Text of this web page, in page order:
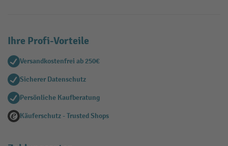
Ihre Profi-Vorteile
Versandkostenfrei ab 250€
Sicherer Datenschutz
Persönliche Kaufberatung
Käuferschutz - Trusted Shops